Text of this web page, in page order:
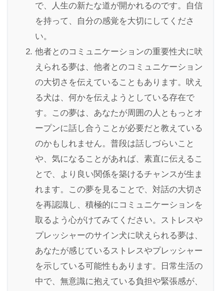
で、人生の新たな道が開かれるのです。自信
を持って、自分の感覚を大切にしてくださ
い。
他者とのコミュニケーションの重要性犬に吠
えられる夢は、他者とのコミュニケーション
の大切さを伝えていることもあります。吠え
る犬は、何かを伝えようとしている存在で
す。この夢は、あなたが周囲の人ともっとオ
ープンに話し合うことが必要だと教えている
のかもしれません。普段は話しづらいこと
や、気になることがあれば、素直に伝えるこ
とで、より良い関係を築けるチャンスが生ま
れます。この夢を見ることで、対話の大切さ
を再認識し、積極的にコミュニケーションを
取るよう心がけてみてください。ストレスや
プレッシャーのサイン犬に吠えられる夢は、
あなたが感じているストレスやプレッシャー
を示している可能性もあります。日常生活の
中で、無意識に抱えている負担や緊張感が、